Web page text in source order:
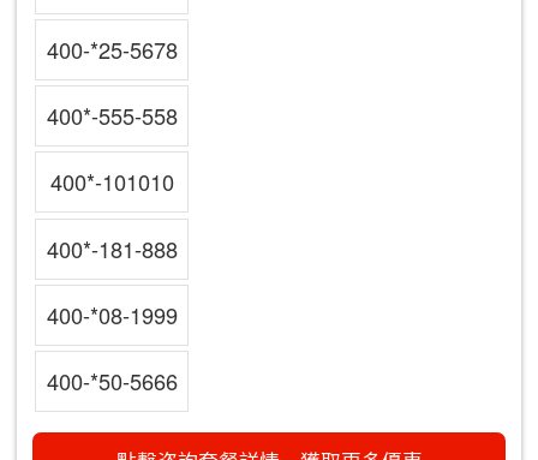
400-*25-5678
400*-555-558
400*-101010
400*-181-888
400-*08-1999
400-*50-5666